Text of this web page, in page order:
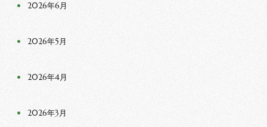
2026年6月
2026年5月
2026年4月
2026年3月